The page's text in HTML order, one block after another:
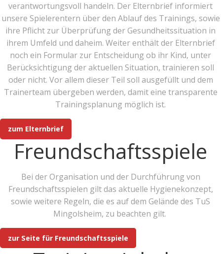
verantwortungsvoll handeln. Der Elternbrief informiert
unsere Spielerentern über den Ablauf des Trainings, sowie
ihre Pflicht zur Überprüfung der Gesundheitssituation in
ihrem Umfeld und daheim. Weiter enthält der Elternbrief
noch ein Formular zur Entscheidung ob ihr Kind, unter
Berücksichtigung der aktuellen Situation, trainieren soll
oder nicht. Vor allem dieser Teil soll ausgefüllt und dem
Trainerteam übergeben werden, damit eine transparente
Trainingsplanung möglich ist.
zum Elternbrief
Freundschaftsspiele
Bei der Organisation und der Durchführung von
Freundschaftsspielen gilt das aktuelle Hygienekonzept,
sowie weitere Regeln, die es auf dem Gelände des TuS
Mingolsheim, zu beachten gilt.
zur Seite für Freundschaftsspiele